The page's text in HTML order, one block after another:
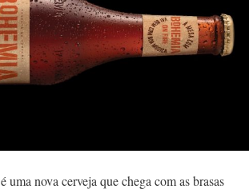
é uma nova cerveja que chega com as brasas